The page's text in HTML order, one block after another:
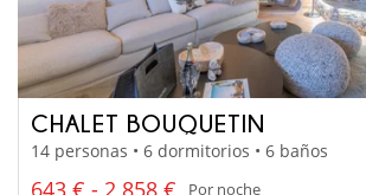
CHALET BOUQUETIN
14 personas • 6 dormitorios • 6 baños
643 € - 2 858 €
Por noche